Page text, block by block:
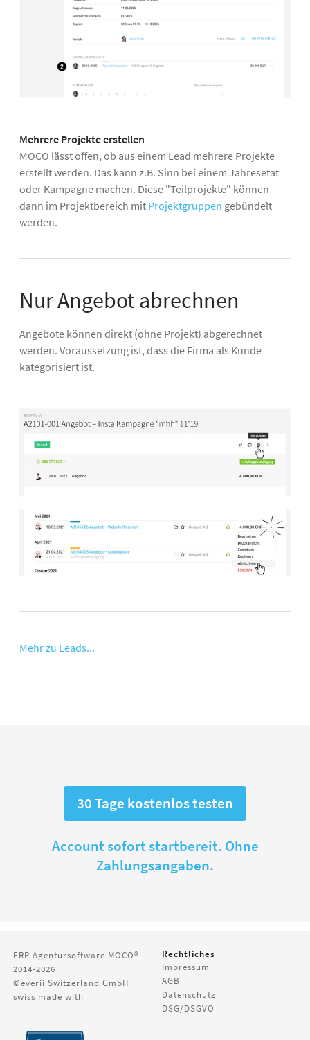
Mehrere Projekte erstellen
MOCO lässt offen, ob aus einem Lead mehrere Projekte
erstellt werden. Das kann z.B. Sinn bei einem Jahresetat
oder Kampagne machen. Diese "Teilprojekte" können
dann im Projektbereich mit Projektgruppen gebündelt
werden.
Nur Angebot abrechnen
Angebote können direkt (ohne Projekt) abgerechnet
werden. Voraussetzung ist, dass die Firma als Kunde
kategorisiert ist.
Mehr zu Leads...
30 Tage kostenlos testen
Account sofort startbereit. Ohne
Zahlungsangaben.
ERP Agentursoftware MOCO®
2014-2026
©everii Switzerland GmbH
swiss made with
Rechtliches
Impressum
AGB
Datenschutz
DSG/DSGVO